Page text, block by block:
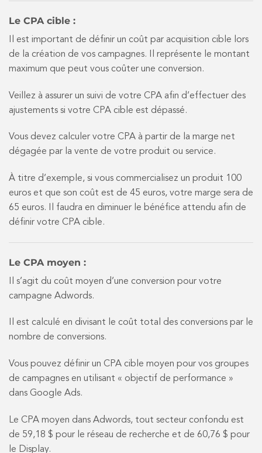
Le CPA cible :
Il est important de définir un coût par acquisition cible lors
de la création de vos campagnes. Il représente le montant
maximum que peut vous coûter une conversion.
Veillez à assurer un suivi de votre CPA afin d’effectuer des
ajustements si votre CPA cible est dépassé.
Vous devez calculer votre CPA à partir de la marge net
dégagée par la vente de votre produit ou service.
À titre d’exemple, si vous commercialisez un produit 100
euros et que son coût est de 45 euros, votre marge sera de
65 euros. Il faudra en diminuer le bénéfice attendu afin de
définir votre CPA cible.
Le CPA moyen :
Il s’agit du coût moyen d’une conversion pour votre
campagne Adwords.
Il est calculé en divisant le coût total des conversions par le
nombre de conversions.
Vous pouvez définir un CPA cible moyen pour vos groupes
de campagnes en utilisant « objectif de performance »
dans Google Ads.
Le CPA moyen dans Adwords, tout secteur confondu est
de 59,18 $ pour le réseau de recherche et de 60,76 $ pour
le Display.